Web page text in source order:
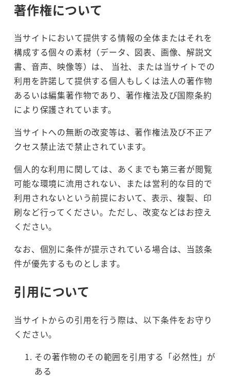
著作権について
当サイトにおいて提供する情報の全体またはそれを
構成する個々の素材（データ、図表、画像、解説文
書、音声、映像等）は、 当社、または当サイトでの
利用を許諾して提供する個人もしくは法人の著作物
あるいは編集著作物であり、著作権法及び国際条約
により保護されています。
当サイトへの無断の改変等は、著作権法及び不正ア
クセス禁止法で禁止されています。
個人的な利用に関しては、あくまでも第三者が閲覧
可能な環境に流用されない、または営利的な目的で
利用されないという前提において、表示、複製、印
刷など行ってください。ただし、改変などはお控え
ください。
なお、個別に条件が提示されている場合は、当該条
件が優先するものとします。
引用について
当サイトからの引用を行う際は、以下条件をお守り
ください。
その著作物のその範囲を引用する「必然性」が
ある